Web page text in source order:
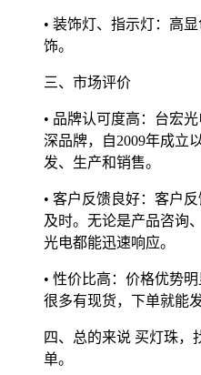
• 装饰灯、指示灯：高
饰。
三、市场评价
• 品牌认可度高：台宏
深品牌，自2009年成立
发、生产和销售。
• 客户反馈良好：客户
及时。无论是产品咨询
光电都能迅速响应。
• 性价比高：价格优势
很多有现货，下单就能发
四、总的来说 买灯珠，
单。